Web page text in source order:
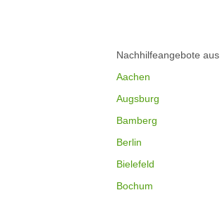
Nachhilfeangebote aus
Aachen
Augsburg
Bamberg
Berlin
Bielefeld
Bochum